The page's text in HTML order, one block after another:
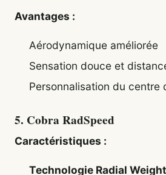
Avantages :
Aérodynamique améliorée
Sensation douce et
Personnalisation du centre
5. Cobra RadSpeed
Caractéristiques :
Technologie Radial